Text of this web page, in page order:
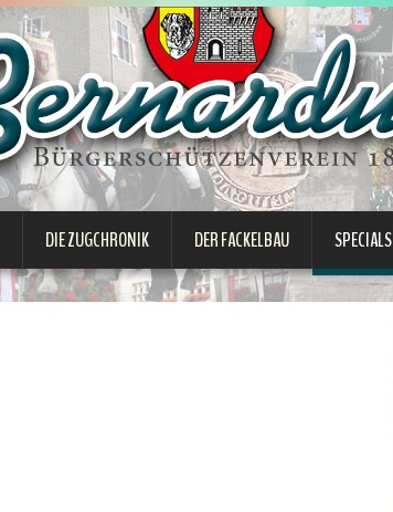
DIE ZUGCHRONIK DER FACKELBAU SPECIALS